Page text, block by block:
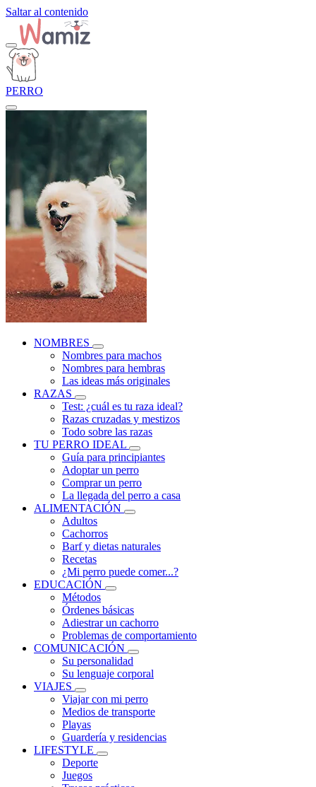
Saltar al contenido
PERRO
NOMBRES
Nombres para machos
Nombres para hembras
Las ideas más originales
RAZAS
Test: ¿cuál es tu raza ideal?
Razas cruzadas y mestizos
Todo sobre las razas
TU PERRO IDEAL
Guía para principiantes
Adoptar un perro
Comprar un perro
La llegada del perro a casa
ALIMENTACIÓN
Adultos
Cachorros
Barf y dietas naturales
Recetas
¿Mi perro puede comer...?
EDUCACIÓN
Métodos
Órdenes básicas
Adiestrar un cachorro
Problemas de comportamiento
COMUNICACIÓN
Su personalidad
Su lenguaje corporal
VIAJES
Viajar con mi perro
Medios de transporte
Playas
Guardería y residencias
LIFESTYLE
Deporte
Juegos